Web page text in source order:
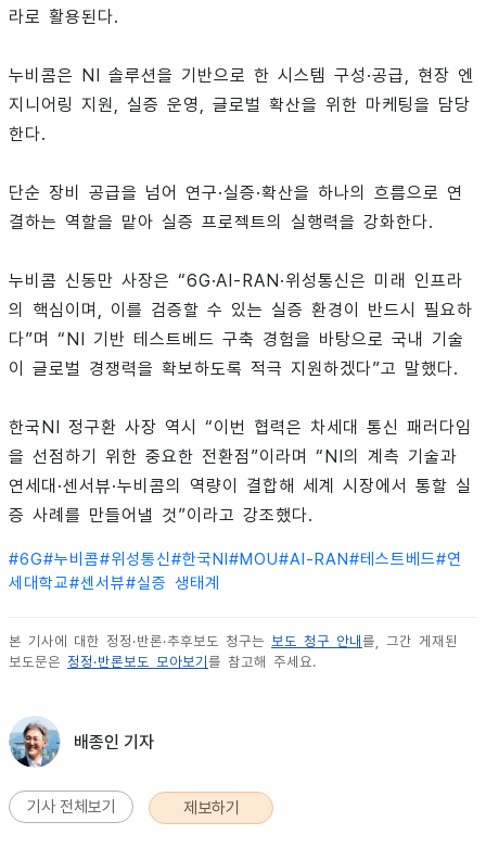
라로 활용된다.
누비콤은 NI 솔루션을 기반으로 한 시스템 구성·공급, 현장 엔
지니어링 지원, 실증 운영, 글로벌 확산을 위한 마케팅을 담당
한다.
단순 장비 공급을 넘어 연구·실증·확산을 하나의 흐름으로 연
결하는 역할을 맡아 실증 프로젝트의 실행력을 강화한다.
누비콤 신동만 사장은 “6G·AI-RAN·위성통신은 미래 인프라
의 핵심이며, 이를 검증할 수 있는 실증 환경이 반드시 필요하
다”며 “NI 기반 테스트베드 구축 경험을 바탕으로 국내 기술
이 글로벌 경쟁력을 확보하도록 적극 지원하겠다”고 말했다.
한국NI 정구환 사장 역시 “이번 협력은 차세대 통신 패러다임
을 선점하기 위한 중요한 전환점”이라며 “NI의 계측 기술과
연세대·센서뷰·누비콤의 역량이 결합해 세계 시장에서 통할 실
증 사례를 만들어낼 것”이라고 강조했다.
#6G#누비콤#위성통신#한국NI #MOU#AI-RAN#테스트베드#연
세대학교#센서뷰#실증 생태계
본 기사에 대한 정정·반론·추후보도 청구는 보도 청구 안내 를, 그간 게재된
보도문은 정정·반론보도 모아보기 를 참고해 주세요.
배종인 기자
기사 전체보기 제보하기